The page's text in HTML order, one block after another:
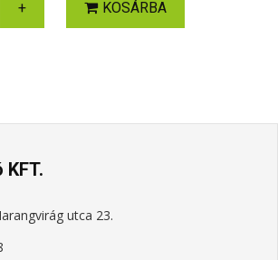
+ KOSÁRBA
utca 23.